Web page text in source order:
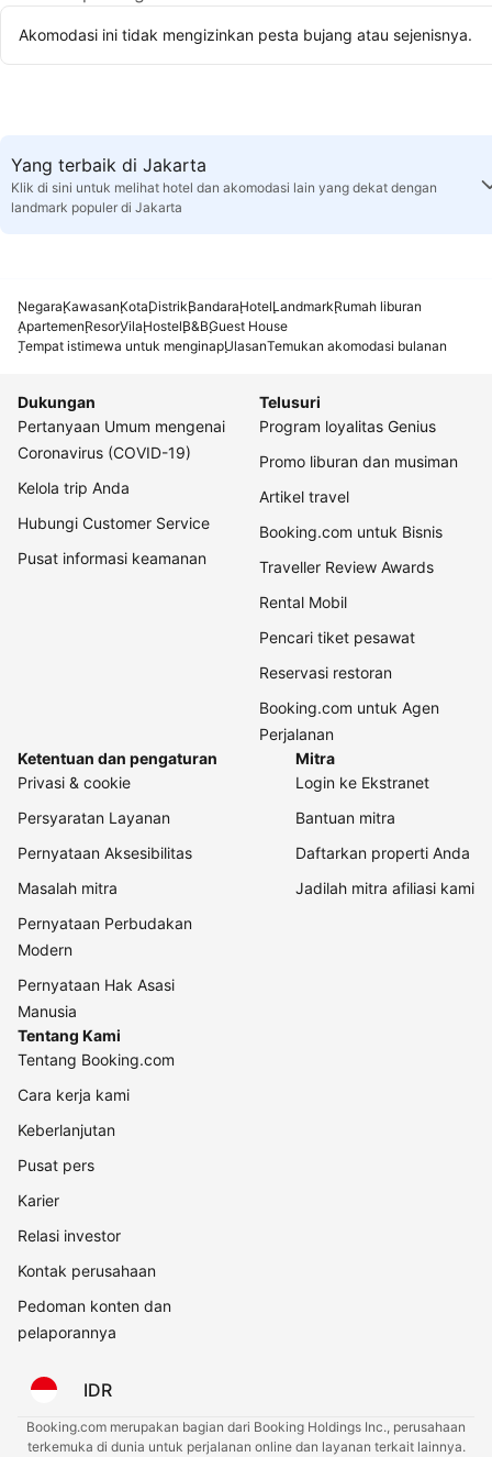
Akomodasi ini tidak mengizinkan pesta bujang atau sejenisnya.
Yang terbaik di Jakarta
Klik di sini untuk melihat hotel dan akomodasi lain yang dekat dengan
landmark populer di Jakarta
NegaraKawasanKotaDistrikBandaraHotelLandmarkRumah liburan
ApartemenResorVilaHostelB&BGuest House
Tempat istimewa untuk menginapUlasanTemukan akomodasi bulanan
Dukungan
Pertanyaan Umum mengenai
Coronavirus (COVID-19)
Kelola trip Anda
Hubungi Customer Service
Pusat informasi keamanan
Telusuri
Program loyalitas Genius
Promo liburan dan musiman
Artikel travel
Booking.com untuk Bisnis
Traveller Review Awards
Rental Mobil
Pencari tiket pesawat
Reservasi restoran
Booking.com untuk Agen
Perjalanan
Ketentuan dan pengaturan
Privasi & cookie
Persyaratan Layanan
Pernyataan Aksesibilitas
Masalah mitra
Pernyataan Perbudakan
Modern
Pernyataan Hak Asasi
Manusia
Mitra
Login ke Ekstranet
Bantuan mitra
Daftarkan properti Anda
Jadilah mitra afiliasi kami
Tentang Kami
Tentang Booking.com
Cara kerja kami
Keberlanjutan
Pusat pers
Karier
Relasi investor
Kontak perusahaan
Pedoman konten dan
pelaporannya
IDR
Booking.com merupakan bagian dari Booking Holdings Inc., perusahaan
terkemuka di dunia untuk perjalanan online dan layanan terkait lainnya.